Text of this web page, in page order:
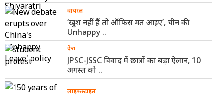
वायरल
‘खुश नहीं हैं तो ऑफिस मत आइए’, चीन की
Unhappy ..
देश
JPSC-JSSC विवाद में छात्रों का बड़ा ऐलान, 10
अगस्त को ..
लाइफस्टाइल